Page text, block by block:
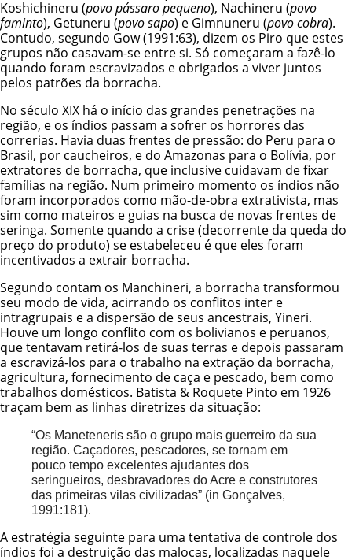
Koshichineru (povo pássaro pequeno), Nachineru (povo
faminto), Getuneru (povo sapo) e Gimnuneru (povo cobra).
Contudo, segundo Gow (1991:63), dizem os Piro que estes
grupos não casavam-se entre si. Só começaram a fazê-lo
quando foram escravizados e obrigados a viver juntos
pelos patrões da borracha.
No século XIX há o início das grandes penetrações na
região, e os índios passam a sofrer os horrores das
correrias. Havia duas frentes de pressão: do Peru para o
Brasil, por caucheiros, e do Amazonas para o Bolívia, por
extratores de borracha, que inclusive cuidavam de fixar
famílias na região. Num primeiro momento os índios não
foram incorporados como mão-de-obra extrativista, mas
sim como mateiros e guias na busca de novas frentes de
seringa. Somente quando a crise (decorrente da queda do
preço do produto) se estabeleceu é que eles foram
incentivados a extrair borracha.
Segundo contam os Manchineri, a borracha transformou
seu modo de vida, acirrando os conflitos inter e
intragrupais e a dispersão de seus ancestrais, Yineri.
Houve um longo conflito com os bolivianos e peruanos,
que tentavam retirá-los de suas terras e depois passaram
a escravizá-los para o trabalho na extração da borracha,
agricultura, fornecimento de caça e pescado, bem como
trabalhos domésticos. Batista & Roquete Pinto em 1926
traçam bem as linhas diretrizes da situação:
“Os Maneteneris são o grupo mais guerreiro da sua
região. Caçadores, pescadores, se tornam em
pouco tempo excelentes ajudantes dos
seringueiros, desbravadores do Acre e construtores
das primeiras vilas civilizadas” (in Gonçalves,
1991:181).
A estratégia seguinte para uma tentativa de controle dos
índios foi a destruição das malocas, localizadas naquele